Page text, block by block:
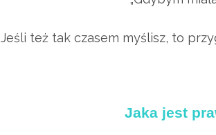
Jeśli też tak czasem myślisz, to
Jaka jest